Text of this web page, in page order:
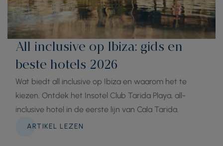
All inclusive op Ibiza: gids en
beste hotels 2026
Wat biedt all inclusive op Ibiza en waarom het te
kiezen. Ontdek het Insotel Club Tarida Playa, all-
inclusive hotel in de eerste lijn van Cala Tarida.
ARTIKEL LEZEN